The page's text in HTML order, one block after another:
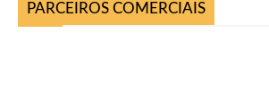
PARCEIROS COMERCIAIS